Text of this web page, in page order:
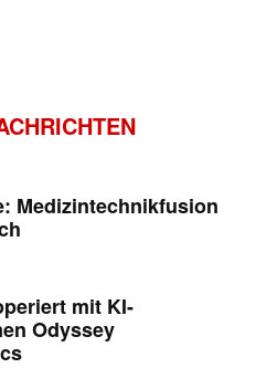
Medizintechnikfusion
mit KI-
Odyssey